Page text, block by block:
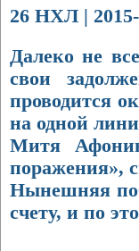
26 НХЛ |
Далеко не
свои
проводится
на одной
Митя
поражения»,
Нынешняя
счету, и по